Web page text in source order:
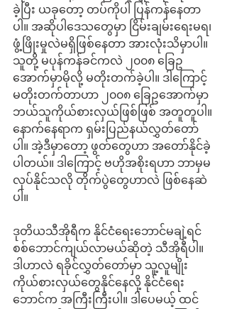
ခဲ့ပြီး ယခုတော့ တပ်ကိုပါ ပြန်ကန်နေတာ
ပါ။ အဆိုပါဒေသတွေမှာ ငြိမ်းချမ်းရေးမရ၊
ဖွံ့ဖြိုးမှုလဲမရှိဖြစ်နေတာ အားလုံးသိမှာပါ။
သူတို့ မပုန်ကန်ခင်ကလဲ ၂၀၀၈ ခြေဥ
အောက်မှာမိုလို့ မတိုးတက်ခဲ့ပါ။ ဒါကြောင့်
မတိုးတက်တာဟာ ၂၀၀၈ ခြေဥအောက်မှာ
ဘယ်သူကိုယ်စားလှယ်ဖြစ်ဖြစ် အတူတူပါ။
နောက်နေရာက ရှမ်းပြည်နယ်လွှတ်တော်
ပါ။ အဲ့ဒီမှာတော့ ဖွတ်တွေဟာ အတော်နိုင်ခဲ့
ပါတယ်။ ဒါကြောင့် ဗဟိုအစိုးရဟာ ဘာမှမ
လုပ်နိုင်သလို တိုက်ပွဲတွေဟာလဲ ဖြစ်နေဆဲ
ပါ။
ဒုတိယသီအိုရီက နိုင်ငံရေးဘောင်မချဲ့ရင်
စစ်ဘောင်ကျယ်လာမယ်ဆိုတဲ့ သီအိုရီပါ။
ဒါဟာလဲ ရခိုင်လွှတ်တော်မှာ သူ့လူမျိုး
ကိုယ်စားလှယ်တွေနိုင်နေလို့ နိုင်ငံရေး
ဘောင်က အကြီးကြီးပါ။ ဒါပေမယ့် ထင်